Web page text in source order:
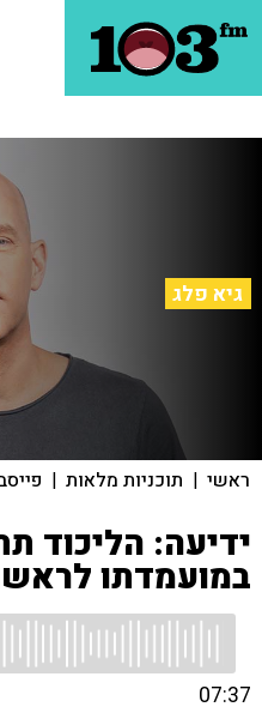
גיא פלג
ראשי | תוכניות מלאות |
ידיעה: הליכוד
במועמדתו
07:37